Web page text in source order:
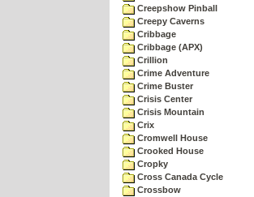
Creepshow Pinball
Creepy Caverns
Cribbage
Cribbage (APX)
Crillion
Crime Adventure
Crime Buster
Crisis Center
Crisis Mountain
Crix
Cromwell House
Crooked House
Cropky
Cross Canada Cycle
Crossbow